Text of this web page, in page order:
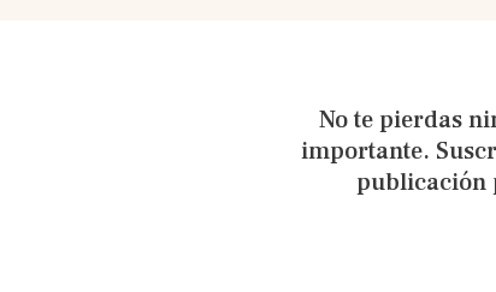
No te pierdas
importante.
publicación